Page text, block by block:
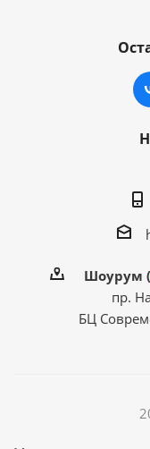
Шоурум (
пр.
БЦ